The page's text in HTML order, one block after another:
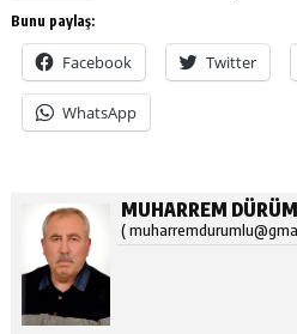
Bunu paylaş:
Facebook Twitter
WhatsApp
MUHARREM
(